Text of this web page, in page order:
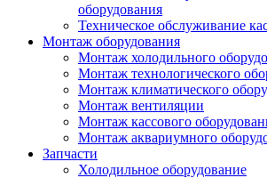
оборудования
Техническое обслуживание
Монтаж оборудования
Монтаж холодильного
Монтаж технологического
Монтаж климатического
Монтаж вентиляции
Монтаж кассового
Монтаж аквариумного
Запчасти
Холодильное оборудование